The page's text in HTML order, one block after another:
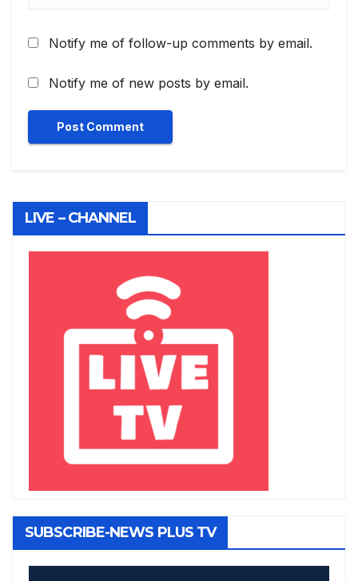
Notify me of follow-up comments by email.
Notify me of new posts by email.
LIVE – CHANNEL
SUBSCRIBE-NEWS PLUS TV